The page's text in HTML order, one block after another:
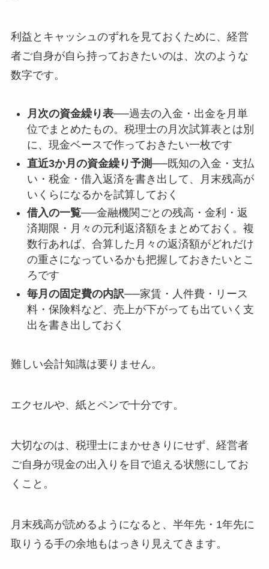
利益とキャッシュのずれを見ておくために、経営
者ご自身が自ら持っておきたいのは、次のような
数字です。
月次の資金繰り表──過去の入金・出金を月単
位でまとめたもの。税理士の月次試算表とは別
に、現金ベースで作っておきたい一枚です
直近3か月の資金繰り予測──既知の入金・支払
い・税金・借入返済を書き出して、月末残高が
いくらになるかを試算しておく
借入の一覧──金融機関ごとの残高・金利・返
済期限・月々の元利返済額をまとめておく。複
数行あれば、合算した月々の返済額がどれだけ
の重さになっているかも把握しておきたいとこ
ろです
毎月の固定費の内訳──家賃・人件費・リース
料・保険料など、売上が下がっても出ていく支
出を書き出しておく
難しい会計知識は要りません。
エクセルや、紙とペンで十分です。
大切なのは、税理士にまかせきりにせず、経営者
ご自身が現金の出入りを目で追える状態にしてお
くこと。
月末残高が読めるようになると、半年先・1年先に
取りうる手の余地もはっきり見えてきます。